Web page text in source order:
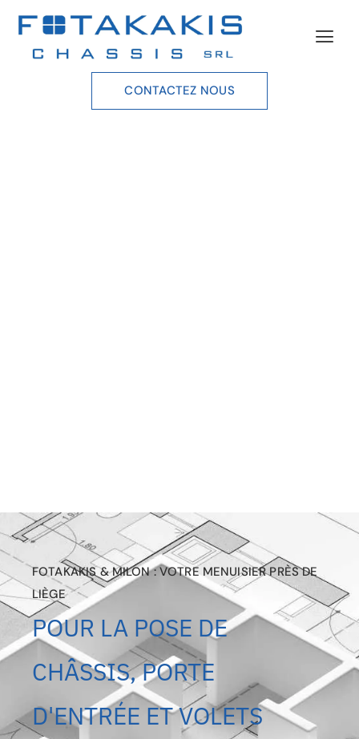
CONTACTEZ NOUS
FOTAKAKIS & MILON : VOTRE MENUISIER PRÈS DE
LIÈGE
POUR LA POSE DE
CHÂSSIS, PORTE
D'ENTRÉE ET VOLETS